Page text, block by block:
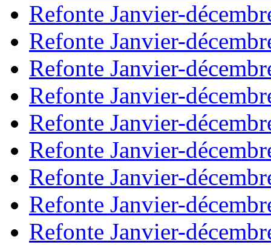
Refonte Janvier-
Refonte Janvier-
Refonte Janvier-
Refonte Janvier-
Refonte Janvier-
Refonte Janvier-
Refonte Janvier-
Refonte Janvier-
Refonte Janvier-